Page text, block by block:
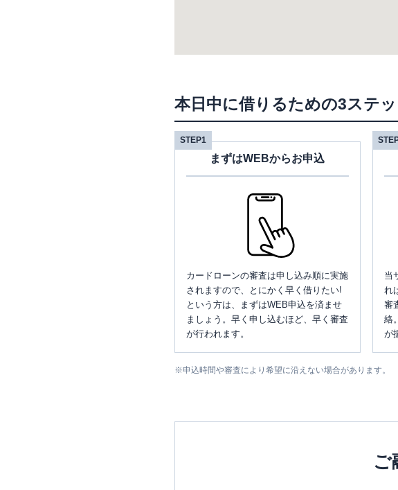
本日中に借りるための3ステ
STEP1
まずはWEBからお申込
カードローンの審査は申し込み順に実施
されますので、とにかく早く借りたい!
という方は、まずはWEB申込を済ませ
ましょう。早く申し込むほど、早く審査
が行われます。
当
れ
審
絡
が
※申込時間や審査により希望に沿えない場合があります。
ご